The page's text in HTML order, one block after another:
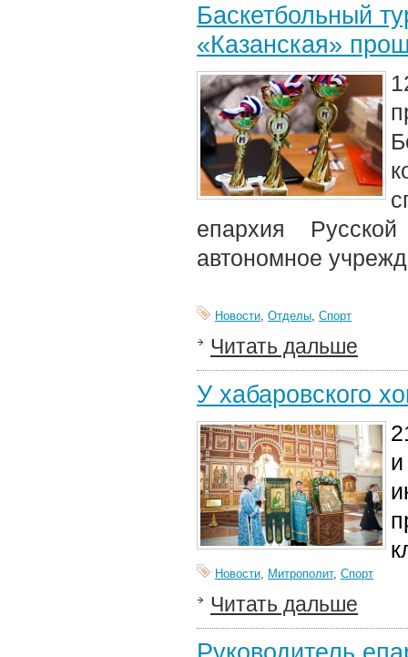
Баскетбольный
«Казанская»
епархия
автономное
Новости, Отделы, Спорт
Читать дальше
У хабаровского
Новости, Митрополит, Спорт
Читать дальше